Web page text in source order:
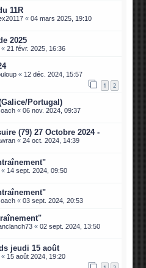
11R
«04 mars 2025, 19:10
2025
«21 févr. 2025, 16:36
«12 déc. 2024, 15:57
1 2
Portugal)
«06 nov. 2024, 09:37
(79) 27 Octobre 2024 -
«24 oct. 2024, 14:39
« 14 sept. 2024, 09:50
«03 sept. 2024, 20:53
«02 sept. 2024, 13:50
jeudi 15 août
« 15 août 2024, 19:20